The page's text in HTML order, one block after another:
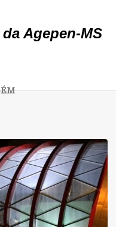
Agepen-MS